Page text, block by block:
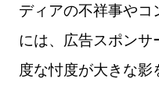
ディアの不祥事や
には、広告スポンサ
度な忖度が大きな